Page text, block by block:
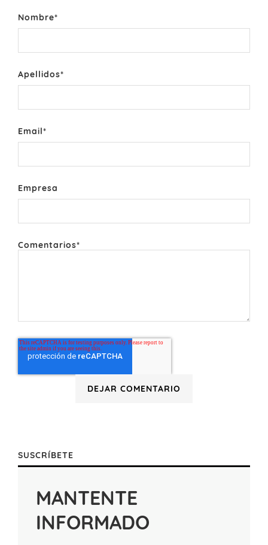
Nombre*
Apellidos*
Email*
Empresa
Comentarios*
SUSCRÍBETE
MANTENTE
INFORMADO